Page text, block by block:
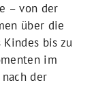
– von der
über die
Kindes bis zu
im
der